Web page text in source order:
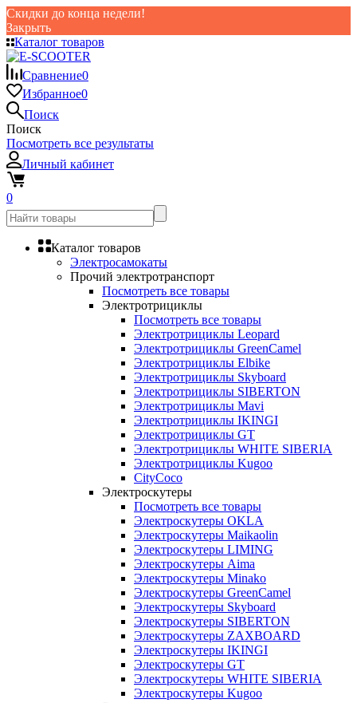
Скидки до конца недели!
Закрыть
Каталог товаров
Сравнение0
Избранное0
Поиск
Поиск
Посмотреть все результаты
Личный кабинет
0
Каталог товаров
Электросамокаты
Прочий электротранспорт
Посмотреть все товары
Электротрициклы
Посмотреть все товары
Электротрициклы Leopard
Электротрициклы GreenCamel
Электротрициклы Elbike
Электротрициклы Skyboard
Электротрициклы SIBERTON
Электротрициклы Mavi
Электротрициклы IKINGI
Электротрициклы GT
Электротрициклы WHITE SIBERIA
Электротрициклы Kugoo
CityCoco
Электроскутеры
Посмотреть все товары
Электроскутеры OKLA
Электроскутеры Maikaolin
Электроскутеры LIMING
Электроскутеры Aima
Электроскутеры Minako
Электроскутеры GreenCamel
Электроскутеры Skyboard
Электроскутеры SIBERTON
Электроскутеры ZAXBOARD
Электроскутеры IKINGI
Электроскутеры GT
Электроскутеры WHITE SIBERIA
Электроскутеры Kugoo